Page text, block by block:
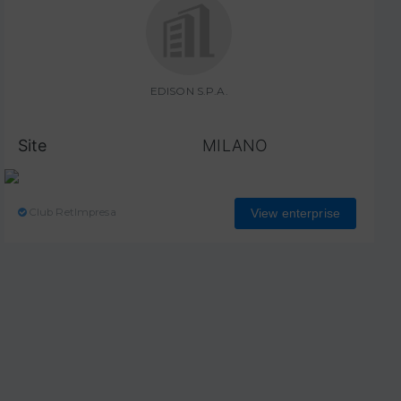
EDISON S.P.A.
Site MILANO
Club RetImpresa View enterprise